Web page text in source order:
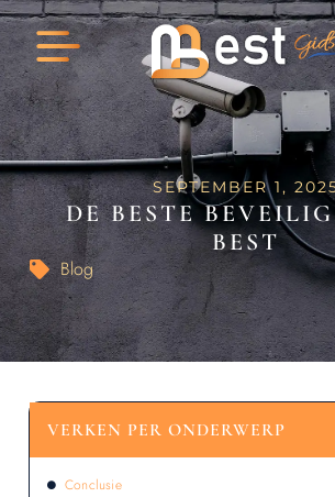
SEPTEMBER 1,
DE BESTE
BEST
Blog
VERKEN PER ONDERWERP
Conclusie